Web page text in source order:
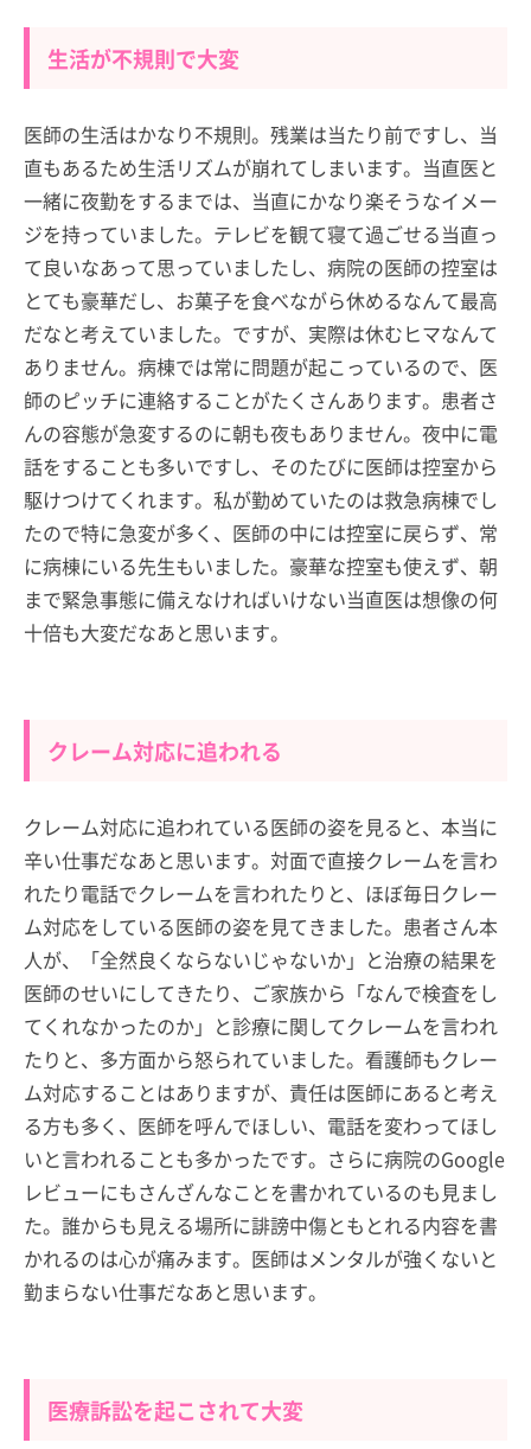
生活が不規則で大変
医師の生活はかなり不規則。残業は当たり前ですし、当
直もあるため生活リズムが崩れてしまいます。当直医と
一緒に夜勤をするまでは、当直にかなり楽そうなイメー
ジを持っていました。テレビを観て寝て過ごせる当直っ
て良いなあって思っていましたし、病院の医師の控室は
とても豪華だし、お菓子を食べながら休めるなんて最高
だなと考えていました。ですが、実際は休むヒマなんて
ありません。病棟では常に問題が起こっているので、医
師のピッチに連絡することがたくさんあります。患者さ
んの容態が急変するのに朝も夜もありません。夜中に電
話をすることも多いですし、そのたびに医師は控室から
駆けつけてくれます。私が勤めていたのは救急病棟でし
たので特に急変が多く、医師の中には控室に戻らず、常
に病棟にいる先生もいました。豪華な控室も使えず、朝
まで緊急事態に備えなければいけない当直医は想像の何
十倍も大変だなあと思います。
クレーム対応に追われる
クレーム対応に追われている医師の姿を見ると、本当に
辛い仕事だなあと思います。対面で直接クレームを言わ
れたり電話でクレームを言われたりと、ほぼ毎日クレー
ム対応をしている医師の姿を見てきました。患者さん本
人が、「全然良くならないじゃないか」と治療の結果を
医師のせいにしてきたり、ご家族から「なんで検査をし
てくれなかったのか」と診療に関してクレームを言われ
たりと、多方面から怒られていました。看護師もクレー
ム対応することはありますが、責任は医師にあると考え
る方も多く、医師を呼んでほしい、電話を変わってほし
いと言われることも多かったです。さらに病院のGoogle
レビューにもさんざんなことを書かれているのも見まし
た。誰からも見える場所に誹謗中傷ともとれる内容を書
かれるのは心が痛みます。医師はメンタルが強くないと
勤まらない仕事だなあと思います。
医療訴訟を起こされて大変